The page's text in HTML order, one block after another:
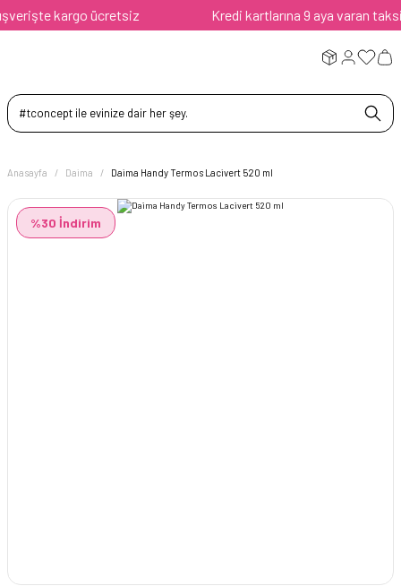
kargo ücretsiz Kredi kartlarına 9 aya varan taksit
Anasayfa Daima Daima Handy Termos Lacivert 520 ml
%30 İndirim